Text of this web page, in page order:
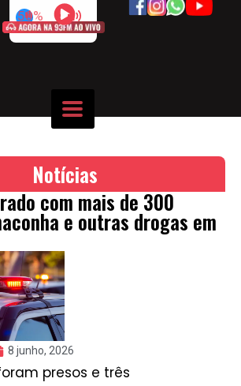
50%
Notícias
com mais de 300
e outras drogas em
8 junho, 2026
presos e três